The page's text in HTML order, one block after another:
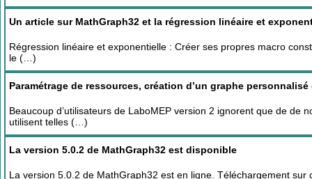
Un article sur MathGraph32 et la régression linéaire et
Régression linéaire et exponentielle : Créer ses propres macro
le (…)
Paramétrage de ressources, création d’un graphe
Beaucoup d’utilisateurs de LaboMEP version 2 ignorent que de de
utilisent telles (…)
La version 5.0.2 de MathGraph32 est disponible
La version 5.0.2 de MathGraph32 est en ligne. Téléchargement